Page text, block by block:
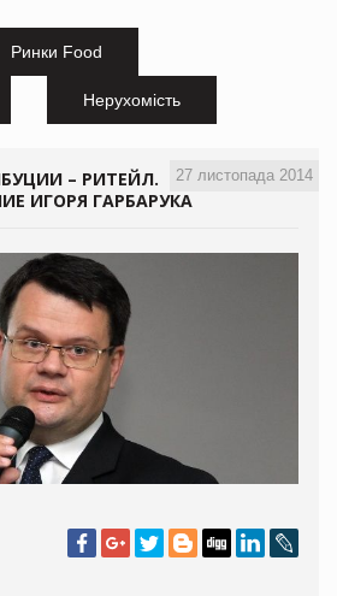
Ринки Food
Нерухомість
27 листопада 2014
– РИТЕЙЛ.
ИГОРЯ ГАРБАРУКА